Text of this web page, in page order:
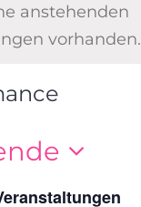
anstehenden
vorhanden.